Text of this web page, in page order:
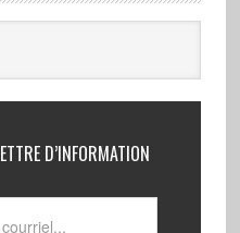
D’INFORMATION